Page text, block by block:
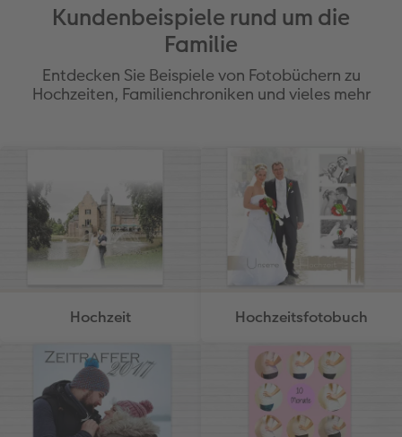
Kundenbeispiele rund um die
Familie
Entdecken Sie Beispiele von Fotobüchern zu
Hochzeiten, Familienchroniken und vieles mehr
Hochzeit Hochzeitsfotobuch